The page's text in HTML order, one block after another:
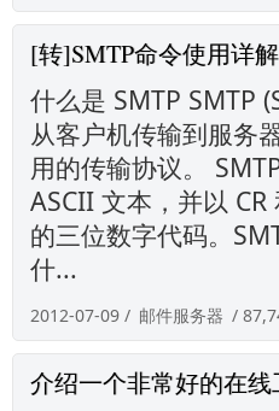
[转]SMTP命令使用详解
什么是 SMTP SMTP
从客户机传输到服务
用的传输协议。
ASCII 文本，并以
的三位数字代码。
什...
2012-07-09 / 邮件服务器 /
介绍一个非常好的在线